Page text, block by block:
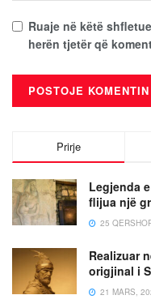
Ruaje në këtë
herën tjetër që
Prirje
Legjenda
flijua një
25
Realizuar
origjinal i
21 MARS,